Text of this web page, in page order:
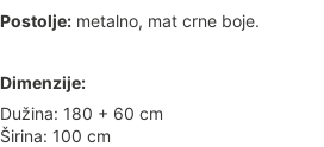
Postolje: metalno, mat crne boje.
Dimenzije:
Dužina: 180 + 60 cm
Širina: 100 cm